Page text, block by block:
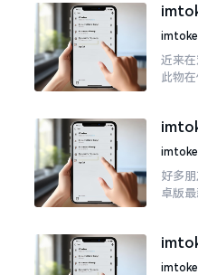
把手
近来
此物
的模样
安装
好多
卓版
0版本
址在